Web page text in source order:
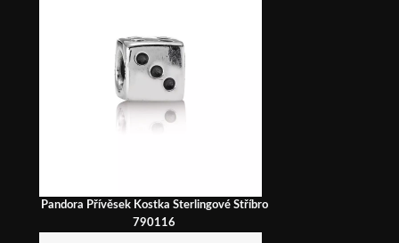
Pandora Přívěsek Kostka Sterlingové Stříbro
790116